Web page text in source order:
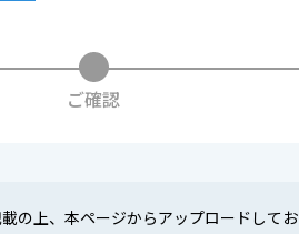
ご確認
の上、本ページからアップロードして